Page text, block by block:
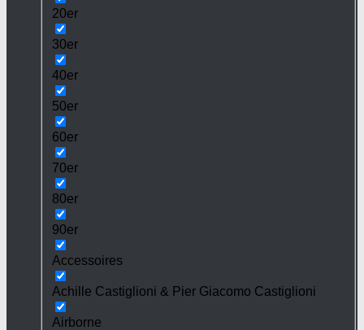
20er
30er
40er
50er
60er
70er
80er
90er
Accessoires
Achille Castiglioni & Pier Giacomo Castiglioni
Airborne